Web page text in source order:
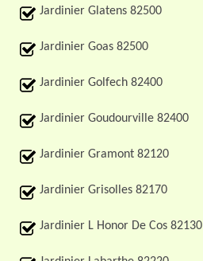
Jardinier Glatens 82500
Jardinier Goas 82500
Jardinier Golfech 82400
Jardinier Goudourville 82400
Jardinier Gramont 82120
Jardinier Grisolles 82170
Jardinier L Honor De Cos 82130